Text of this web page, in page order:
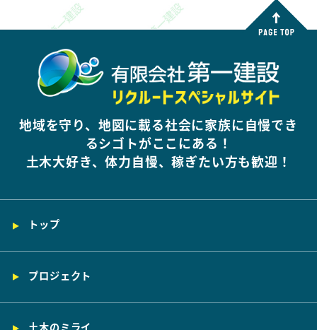
地域を守り、地図に載る社会に家族に自慢でき
るシゴトがここにある！
土木大好き、体力自慢、稼ぎたい方も歓迎！
トップ
プロジェクト
土木のミライ